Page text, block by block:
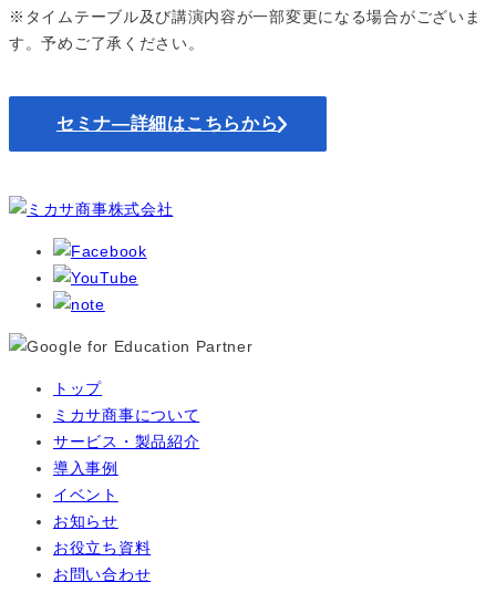
※タイムテーブル及び講演内容が一部変更になる場合がございま
す。予めご了承ください。
セミナ―詳細はこちらから
トップ
ミカサ商事について
サービス・製品紹介
導入事例
イベント
お知らせ
お役立ち資料
お問い合わせ